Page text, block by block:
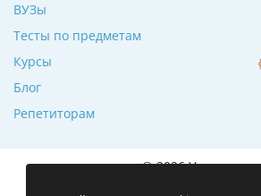
ВУЗы
Тесты по предметам
Курсы
Блог
Репетиторам
© 2026 Училкин.ru